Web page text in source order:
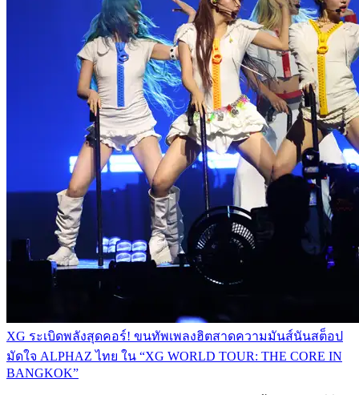
XG ระเบิดพลังสุดคอร์! ขนทัพเพลงฮิตสาดความมันส์นันสต็อป
มัดใจ ALPHAZ ไทย ใน “XG WORLD TOUR: THE CORE IN
BANGKOK”